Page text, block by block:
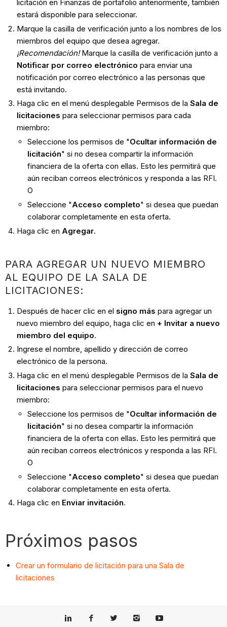
licitación en Finanzas de portafolio anteriormente, también
estará disponible para seleccionar.
Marque la casilla de verificación junto a los nombres de los
miembros del equipo que desea agregar.
¡Recomendación!Marque la casilla de verificación junto a
Notificar por correo electrónico para enviar una
notificación por correo electrónico a las personas que
está invitando.
Haga clic en el menú desplegable Permisos de la Sala de
licitaciones para seleccionar permisos para cada
miembro:
Seleccione los permisos de "Ocultar información de
licitación" si no desea compartir la información
financiera de la oferta con ellas. Esto les permitirá que
aún reciban correos electrónicos y responda a las RFI.
O
Seleccione "Acceso completo" si desea que puedan
colaborar completamente en esta oferta.
Haga clic en Agregar.
PARA AGREGAR UN NUEVO MIEMBRO
AL EQUIPO DE LA SALA DE
LICITACIONES:
Después de hacer clic en el signo más para agregar un
nuevo miembro del equipo, haga clic en + Invitar a nuevo
miembro del equipo.
Ingrese el nombre, apellido y dirección de correo
electrónico de la persona.
Haga clic en el menú desplegable Permisos de la Sala de
licitaciones para seleccionar permisos para el nuevo
miembro:
Seleccione los permisos de "Ocultar información de
licitación" si no desea compartir la información
financiera de la oferta con ellas. Esto les permitirá que
aún reciban correos electrónicos y responda a las RFI.
O
Seleccione "Acceso completo" si desea que puedan
colaborar completamente en esta oferta.
Haga clic en Enviar invitación.
Próximos pasos
Crear un formulario de licitación para una Sala de
licitaciones